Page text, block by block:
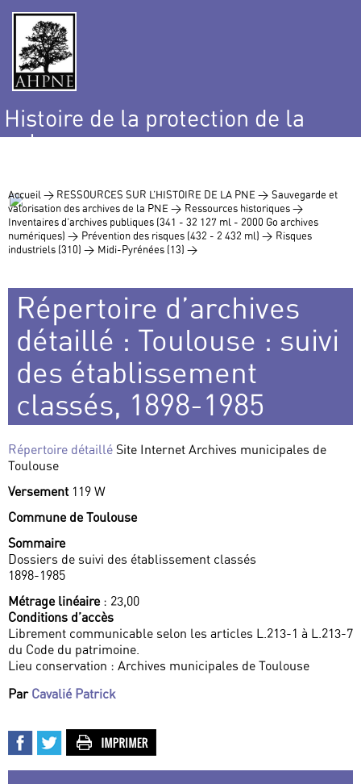
Histoire de la protection de la
nature
Accueil > RESSOURCES SUR L’HISTOIRE DE LA PNE > Sauvegarde et
valorisation des archives de la PNE > Ressources historiques >
Inventaires d’archives publiques (341 - 32 127 ml - 2000 Go archives
numériques) > Prévention des risques (432 - 2 432 ml) > Risques
industriels (310) > Midi-Pyrénées (13) >
Répertoire d’archives
détaillé : Toulouse : suivi
des établissement
classés, 1898-1985
Répertoire détaillé Site Internet Archives municipales de
Toulouse
Versement119 W
Commune de Toulouse
Sommaire
Dossiers de suivi des établissement classés
1898-1985
Métrage linéaire: 23,00
Conditions d’accès
Librement communicable selon les articles L.213-1 à L.213-7
du Code du patrimoine.
Lieu conservation : Archives municipales de Toulouse
Par Cavalié Patrick